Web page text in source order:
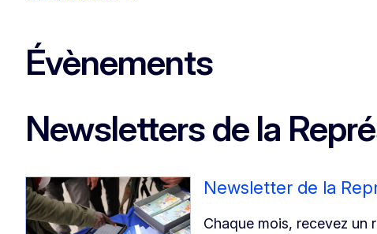
Évènements
Newsletters de la
Newsletter de la
Chaque mois, recevez un